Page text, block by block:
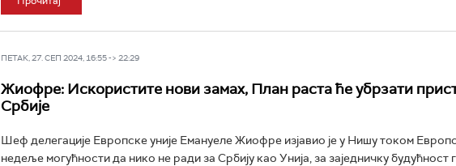
ПЕТАК, 27. СЕП 2024, 16:55 -> 22:29
Жиофре: Искористите нови замах, План раста ће убрзати
Србије
Шеф делегације Европске уније Емануеле Жиофре изјавио је у Нишу током
недеље могућности да нико не ради за Србију као Унија, за заједничку будућност